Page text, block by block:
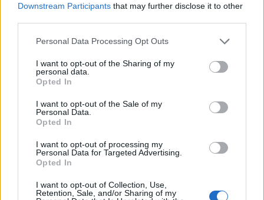
Downstream Participants that may further disclose it to other
Personal Data Processing Opt Outs
I want to opt-out of the Sharing of my
personal data.
Opted In
I want to opt-out of the Sale of my
Personal Data.
Opted In
I want to opt-out of processing my
Personal Data for Targeted Advertising.
Opted In
I want to opt-out of Collection, Use,
Retention, Sale, and/or Sharing of my